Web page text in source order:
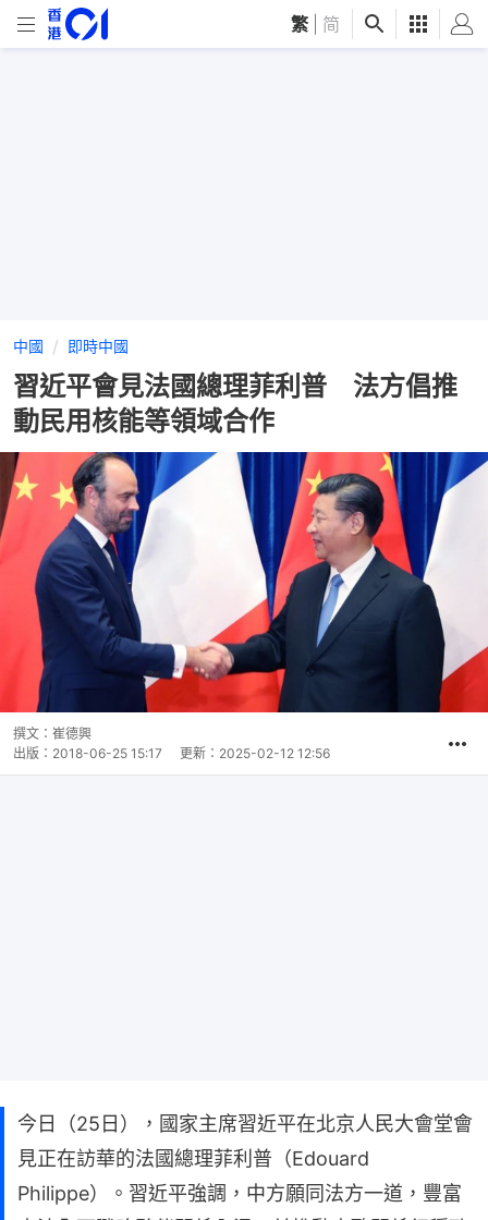
繁 简
中國 即時中國
習近平會見法國總理菲利普 法方倡推
動民用核能等領域合作
撰文： 崔德興
出版： 2018-06-25 15:17 更新： 2025-02-12 12:56
今日（25日），國家主席習近平在北京人民大會堂會
見正在訪華的法國總理菲利普（Edouard
Philippe）。習近平強調，中方願同法方一道，豐富